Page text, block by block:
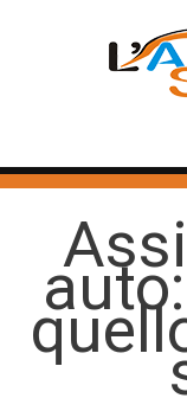
HOME
SERVIZI
CORSI PATENTE
CORSI PROFESSIONALI